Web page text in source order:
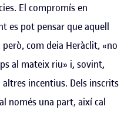
El compromís en
es pot pensar que aquell
com deia Heràclit, «no
al mateix riu» i, sovint,
incentius. Dels inscrits
només una part, així cal